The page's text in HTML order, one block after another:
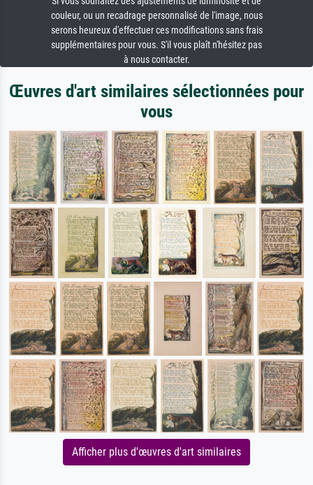
couleur, ou un recadrage personnalisé de l'image, nous
serons heureux d'effectuer ces modifications sans frais
supplémentaires pour vous. S'il vous plaît n'hésitez pas
à nous contacter.
Œuvres d'art similaires sélectionnées pour
vous
Afficher plus d'œuvres d'art similaires